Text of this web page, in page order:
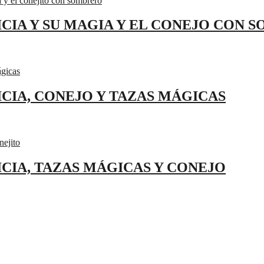
Y SU MAGIA Y EL CONEJO CON
CONEJO Y TAZAS MÁGICAS
TAZAS MÁGICAS Y CONEJO